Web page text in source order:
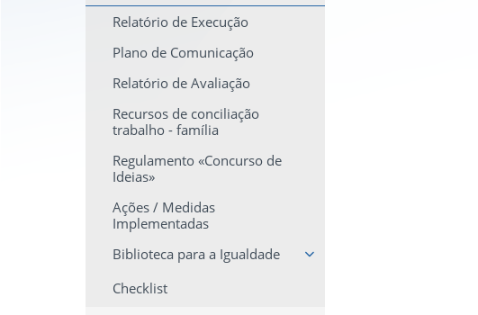
Relatório de Execução
Plano de Comunicação
Relatório de Avaliação
Recursos de conciliação
trabalho - família
Regulamento «Concurso de
Ideias»
Ações / Medidas
Implementadas
Biblioteca para a Igualdade
Checklist